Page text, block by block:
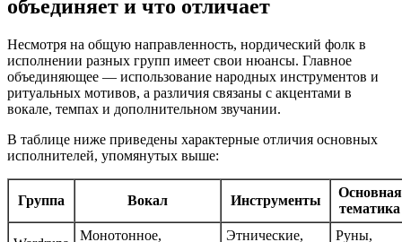
объединяет и что отличает
Несмотря на общую направленность, нордический фолк в
исполнении разных групп имеет свои нюансы. Главное
объединяющее — использование народных инструментов и
ритуальных мотивов, а различия связаны с акцентами в
вокале, темпах и дополнительном звучании.
В таблице ниже приведены характерные отличия основных
исполнителей, упомянутых выше:
Группа Вокал Инструменты
Основная
тематика
Монотонное,
Этнические,
Руны,